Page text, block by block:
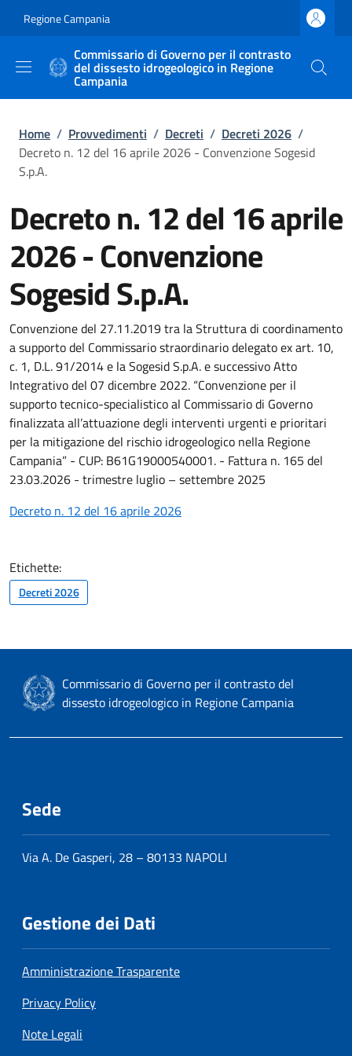
Regione Campania
Commissario di Governo per il contrasto
del dissesto idrogeologico in Regione
Campania
Briciole di pane
Home / Provvedimenti / Decreti / Decreti 2026 /
Decreto n. 12 del 16 aprile 2026 - Convenzione Sogesid
S.p.A.
Decreto n. 12 del 16 aprile
2026 - Convenzione
Sogesid S.p.A.
Convenzione del 27.11.2019 tra la Struttura di coordinamento
a supporto del Commissario straordinario delegato ex art. 10,
c. 1, D.L. 91/2014 e la Sogesid S.p.A. e successivo Atto
Integrativo del 07 dicembre 2022. “Convenzione per il
supporto tecnico-specialistico al Commissario di Governo
finalizzata all’attuazione degli interventi urgenti e prioritari
per la mitigazione del rischio idrogeologico nella Regione
Campania” - CUP: B61G19000540001. - Fattura n. 165 del
23.03.2026 - trimestre luglio – settembre 2025
Decreto n. 12 del 16 aprile 2026
Etichette:
Decreti 2026
Commissario di Governo per il contrasto del
dissesto idrogeologico in Regione Campania
Sede
Via A. De Gasperi, 28 – 80133 NAPOLI
Gestione dei Dati
Amministrazione Trasparente
Privacy Policy
Note Legali